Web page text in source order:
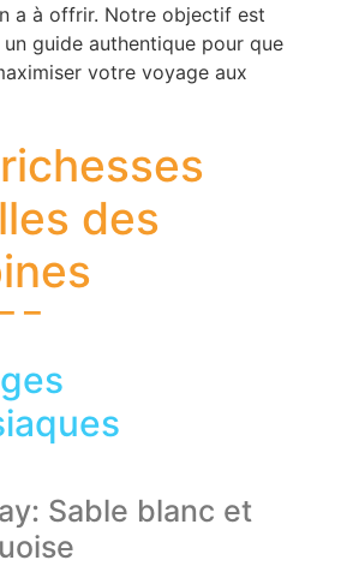
a à offrir. Notre objectif est
guide authentique pour que
votre voyage aux
des
Sable blanc et